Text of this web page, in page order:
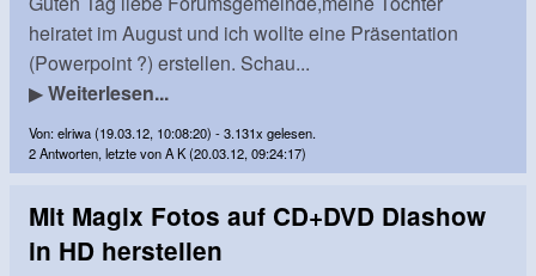
heiratet im August und ich wollte eine Präsentation
(Powerpoint ?) erstellen. Schau...
▶Weiterlesen...
Von: elriwa (19.03.12, 10:08:20) - 3.131x gelesen.
2 Antworten, letzte von A K (20.03.12, 09:24:17)
Mit Magix Fotos auf CD+DVD Diashow
in HD herstellen